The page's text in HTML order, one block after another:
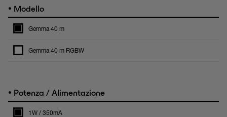
• Modello
Gemma 40 m
Gemma 40 m RGBW
• Potenza / Alimentazione
1W / 350mA